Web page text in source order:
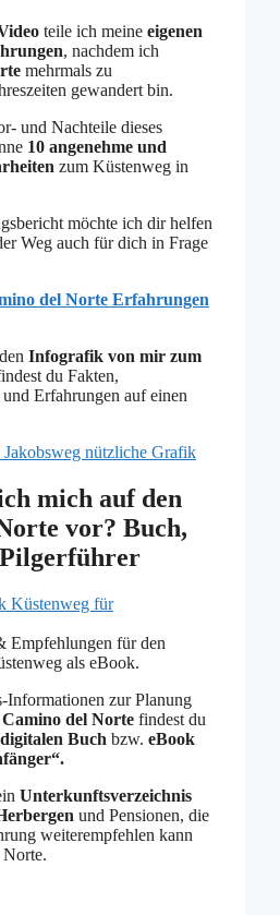
teile ich meine eigenen
, nachdem ich
mehrmals zu
gewandert bin.
und Nachteile dieses
10 angenehme und
zum Küstenweg in
möchte ich dir helfen
Weg auch für dich in Frage
del Norte Erfahrungen
Infografik von mir zum
du Fakten,
Erfahrungen auf einen
mich auf den
vor? Buch,
Empfehlungen für den
als eBook.
zur Planung
Camino del Norte findest du
digitalen Buch bzw. eBook
Unterkunftsverzeichnis
und Pensionen, die
weiterempfehlen kann